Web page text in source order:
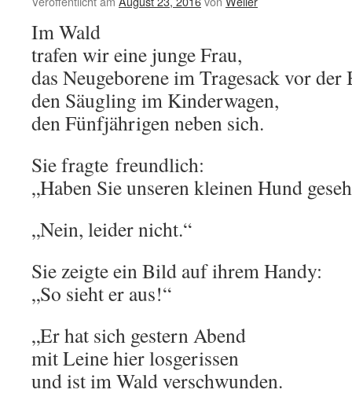
Im Wald
trafen wir eine junge Frau,
das Neugeborene im Tragesack vor der
den Säugling im Kinderwagen,
den Fünfjährigen neben sich.
Sie fragte freundlich:
„Haben Sie unseren kleinen Hund
„Nein, leider nicht.“
Sie zeigte ein Bild auf ihrem Handy:
„So sieht er aus!“
„Er hat sich gestern Abend
mit Leine hier losgerissen
und ist im Wald verschwunden.